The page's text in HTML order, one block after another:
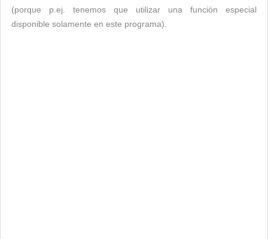
(porque p.ej. tenemos que utilizar una función especial
disponible solamente en este programa).